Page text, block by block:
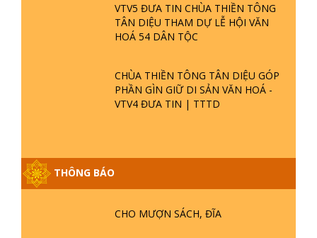
VTV5 ĐƯA TIN CHÙA THIỀN TÔNG
TÂN DIỆU THAM DỰ LỄ HỘI VĂN
HOÁ 54 DÂN TỘC
CHÙA THIỀN TÔNG TÂN DIỆU GÓP
PHẦN GÌN GIỮ DI SẢN VĂN HOÁ -
VTV4 ĐƯA TIN | TTTD
THÔNG BÁO
CHO MƯỢN SÁCH, ĐĨA